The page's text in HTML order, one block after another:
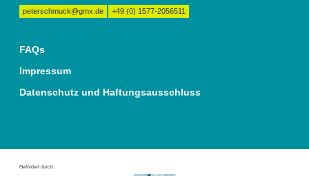
peterschmuck@gmx.de +49 (0) 1577-2056511
FAQs
Impressum
Datenschutz und Haftungsausschluss
Gefördert durch: